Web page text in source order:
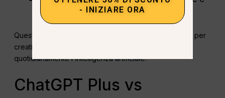
di produttività
Questo rende GlobalGPT un
per
creativi, professionisti e studenti che utilizzano
quotidianamente l'intelligenza artificiale.
ChatGPT Plus vs
- INIZIARE ORA